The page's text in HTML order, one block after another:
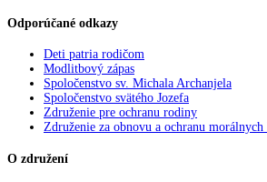
Odporúčané odkazy
Deti patria rodičom
Modlitbový zápas
Spoločenstvo sv. Michala Archanjela
Spoločenstvo svätého Jozefa
Združenie pre ochranu rodiny
Združenie za obnovu a ochranu morálnych
O združení